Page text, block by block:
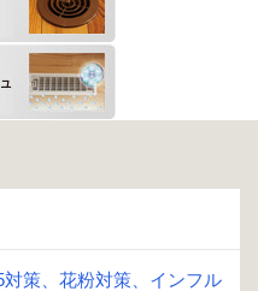
策、花粉対策、インフル